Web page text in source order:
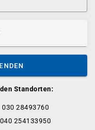
Standorten:
030 28493760
040 254133950